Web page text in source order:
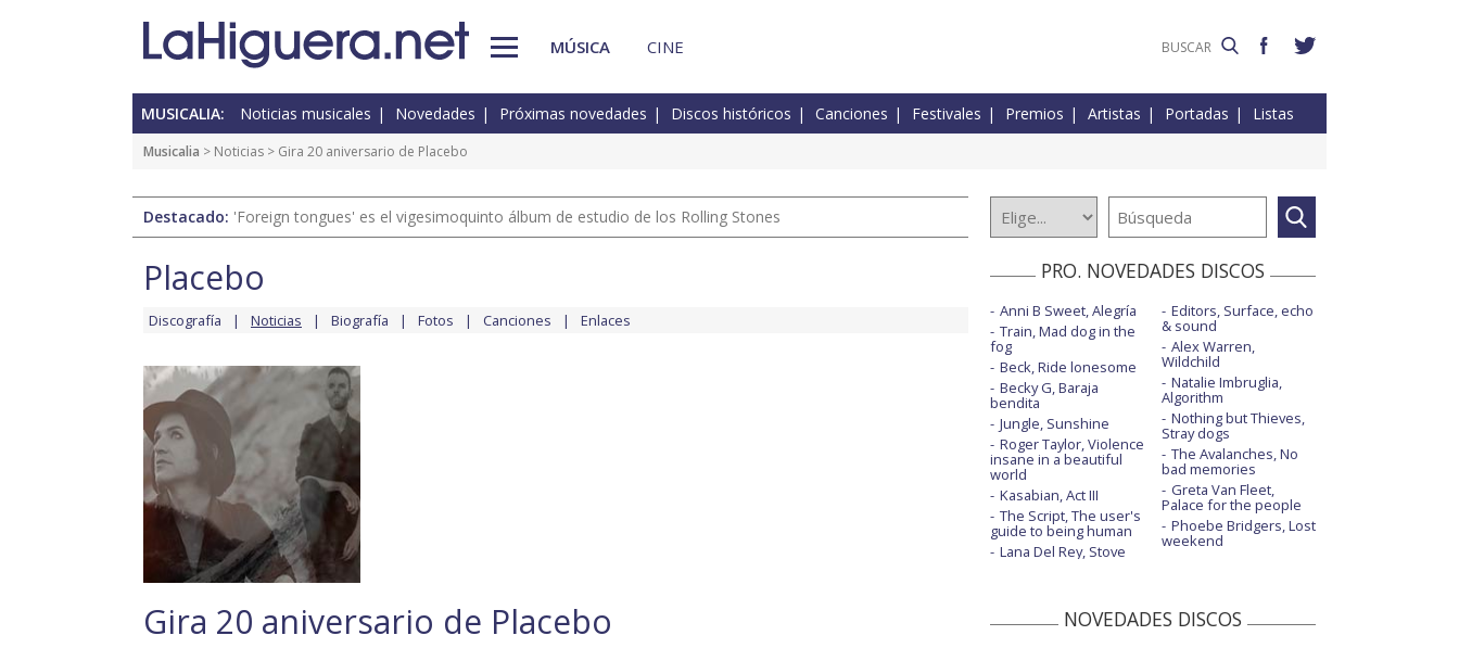
MÚSICA CINE
MUSICALIA: Noticias musicales Novedades Próximas novedades Discos históricos Canciones Festivales Premios Artistas Portadas Listas
Musicalia > Noticias > Gira 20 aniversario de Placebo
Destacado: 'Foreign tongues' es el vigesimoquinto álbum de estudio de los Rolling Stones
Placebo
Discografía Noticias Biografía Fotos Canciones Enlaces
Gira 20 aniversario de Placebo
PRO. NOVEDADES DISCOS
Anni B Sweet, Alegría
Train, Mad dog in the
fog
Beck, Ride lonesome
Becky G, Baraja
bendita
Jungle, Sunshine
Roger Taylor, Violence
insane in a beautiful
world
Kasabian, Act III
The Script, The user's
guide to being human
Lana Del Rey, Stove
Editors, Surface, echo
& sound
Alex Warren,
Wildchild
Natalie Imbruglia,
Algorithm
Nothing but Thieves,
Stray dogs
The Avalanches, No
bad memories
Greta Van Fleet,
Palace for the people
Phoebe Bridgers, Lost
weekend
NOVEDADES DISCOS